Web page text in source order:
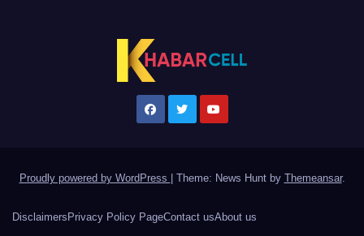
Proudly powered by WordPress | Theme: News Hunt by Themeansar.
Disclaimers Privacy Policy PageContact usAbout us